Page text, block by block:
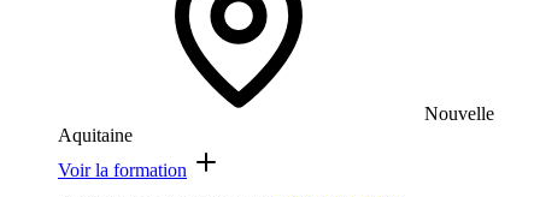
Nouvelle
Aquitaine
Voir la formation